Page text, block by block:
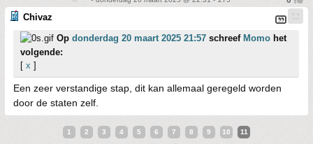
Chivaz
Op donderdag 20 maart 2025 21:57 schreef Momo het
volgende:
[ x ]
Een zeer verstandige stap, dit kan allemaal geregeld worden
door de staten zelf.
1 2 3 4 5 6 7 8 9 10 11